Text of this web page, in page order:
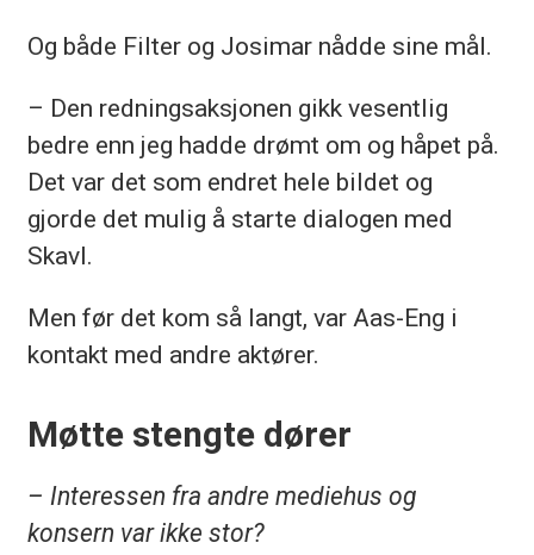
Og både Filter og Josimar nådde sine mål.
– Den redningsaksjonen gikk vesentlig
bedre enn jeg hadde drømt om og håpet på.
Det var det som endret hele bildet og
gjorde det mulig å starte dialogen med
Skavl.
Men før det kom så langt, var Aas-Eng i
kontakt med andre aktører.
Møtte stengte dører
– Interessen fra andre mediehus og
konsern var ikke stor?